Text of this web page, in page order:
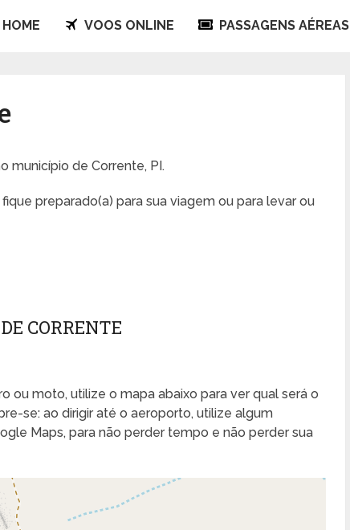
HOME VOOS ONLINE PASSAGENS AÉREAS
município de Corrente, PI.
preparado(a) para sua viagem ou para levar ou
CORRENTE
ou moto, utilize o mapa abaixo para ver qual será o
se: ao dirigir até o aeroporto, utilize algum
Maps, para não perder tempo e não perder sua